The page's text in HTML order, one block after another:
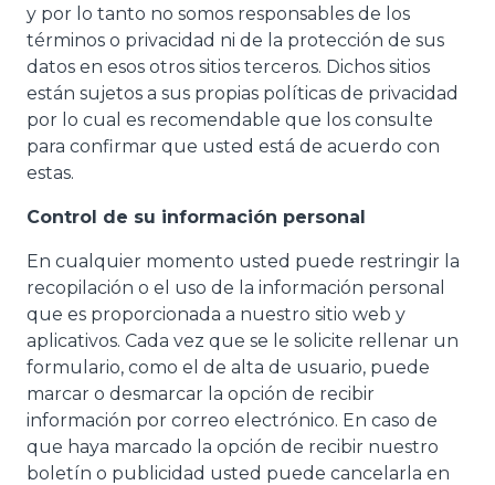
y por lo tanto no somos responsables de los
términos o privacidad ni de la protección de sus
datos en esos otros sitios terceros. Dichos sitios
están sujetos a sus propias políticas de privacidad
por lo cual es recomendable que los consulte
para confirmar que usted está de acuerdo con
estas.
Control de su información personal
En cualquier momento usted puede restringir la
recopilación o el uso de la información personal
que es proporcionada a nuestro sitio web y
aplicativos. Cada vez que se le solicite rellenar un
formulario, como el de alta de usuario, puede
marcar o desmarcar la opción de recibir
información por correo electrónico. En caso de
que haya marcado la opción de recibir nuestro
boletín o publicidad usted puede cancelarla en